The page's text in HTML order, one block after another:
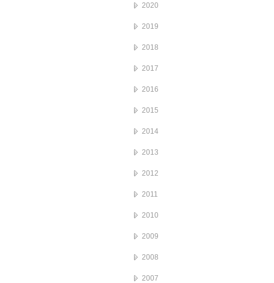
2020
2019
2018
2017
2016
2015
2014
2013
2012
2011
2010
2009
2008
2007